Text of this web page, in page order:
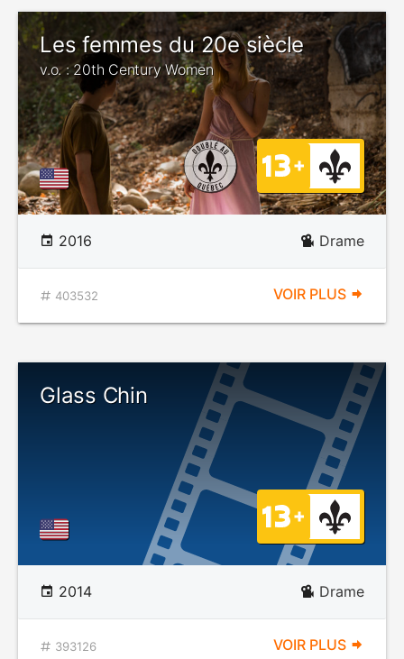
Les femmes du 20e siècle
v.o. : 20th Century Women
2016 Drame
403532 VOIR PLUS
Glass Chin
2014 Drame
393126 VOIR PLUS